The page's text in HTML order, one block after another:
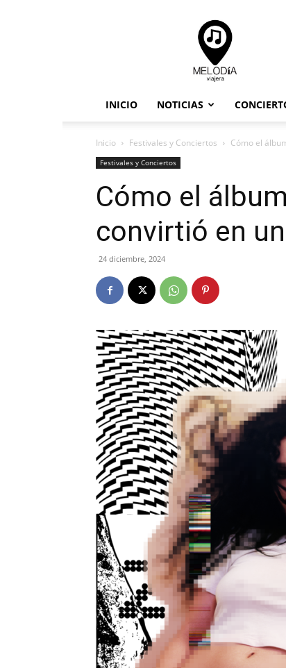
Melodia
Viajera
INICIO NOTICIAS
Inicio Festivales y Conciertos Cómo el
Festivales y Conciertos
Cómo el
convirtió en
24 diciembre, 2024